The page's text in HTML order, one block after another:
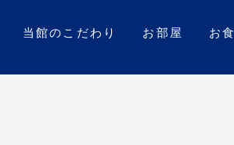
当館のこだわり お部屋 お